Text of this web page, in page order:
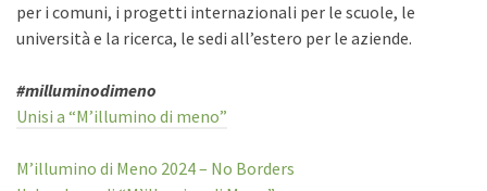
per i comuni, i progetti internazionali per le scuole, le
università e la ricerca, le sedi all’estero per le aziende.
#milluminodimeno
Unisi a “M’illumino di meno”
M’illumino di Meno 2024 – No Borders